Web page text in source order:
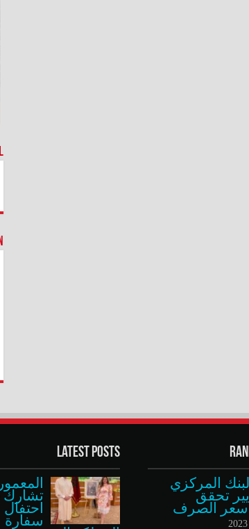
المركزي
تحقق
سعر الصرف
Latest Posts
احتفال
سفارة